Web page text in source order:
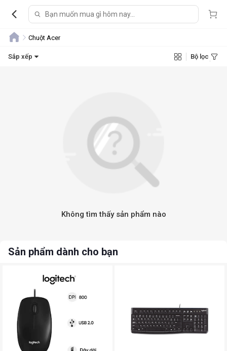
Chuột Acer
Sắp xếp Bộ lọc
Không tìm thấy sản phẩm nào
Sản phẩm dành cho bạn